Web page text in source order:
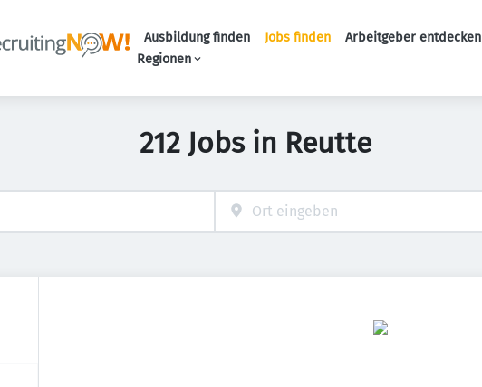
Ausbildung finden Jobs finden
Arbeitgeber entdecken
Regionen
212 Jobs in Reutte